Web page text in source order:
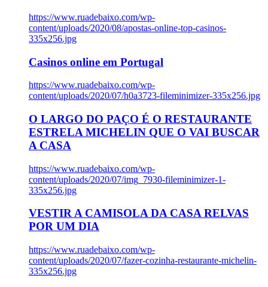
https://www.ruadebaixo.com/wp-
content/uploads/2020/08/apostas-online-top-casinos-
335x256.jpg
Casinos online em Portugal
https://www.ruadebaixo.com/wp-
content/uploads/2020/07/h0a3723-fileminimizer-335x256.jpg
O LARGO DO PAÇO É O RESTAURANTE
ESTRELA MICHELIN QUE O VAI BUSCAR
A CASA
https://www.ruadebaixo.com/wp-
content/uploads/2020/07/img_7930-fileminimizer-1-
335x256.jpg
VESTIR A CAMISOLA DA CASA RELVAS
POR UM DIA
https://www.ruadebaixo.com/wp-
content/uploads/2020/07/fazer-cozinha-restaurante-michelin-
335x256.jpg